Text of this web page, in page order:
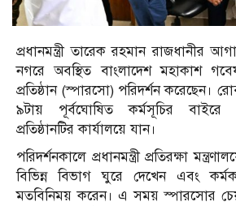
প্রধানমন্ত্রী তারেক রহমান রাজধানীর
নগরে অবস্থিত বাংলাদেশ মহাকাশ
প্রতিষ্ঠান (স্পারসো) পরিদর্শন করেছেন।
৯টায় পূর্বঘোষিত কর্মসূচির বাইরে
প্রতিষ্ঠানটির কার্যালয়ে যান।
পরিদর্শনকালে প্রধানমন্ত্রী প্রতিরক্ষা
বিভিন্ন বিভাগ ঘুরে দেখেন এবং
মতবিনিময় করেন। এ সময় স্পারসোর